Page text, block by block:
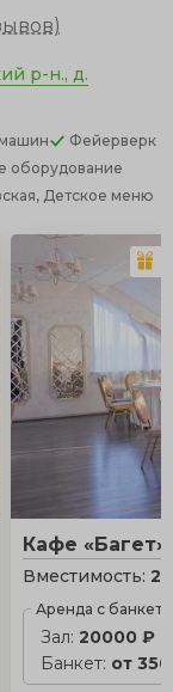
)
р-н., д.
Фейерверк
оборудование
Детское меню
Кафе «Багет»
Вместимость:
Аренда с
Зал:20000 ₽
Банкет: от